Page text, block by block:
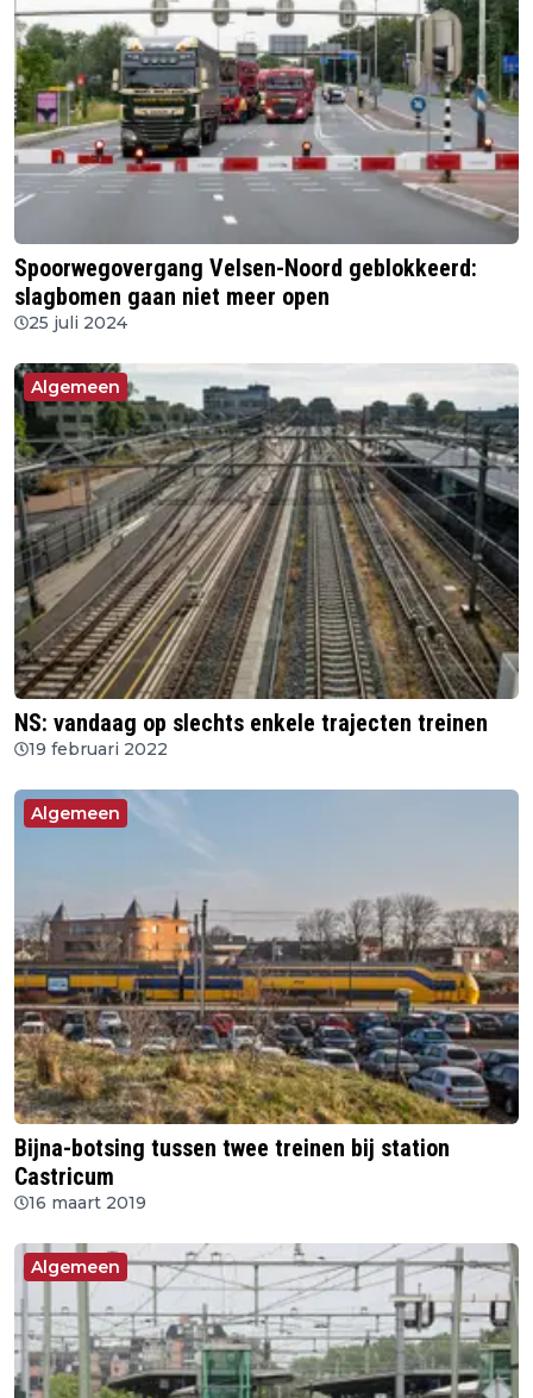
Spoorwegovergang Velsen-Noord geblokkeerd:
slagbomen gaan niet meer open
25 juli 2024
Algemeen
NS: vandaag op slechts enkele trajecten treinen
19 februari 2022
Algemeen
Bijna-botsing tussen twee treinen bij station
Castricum
16 maart 2019
Algemeen